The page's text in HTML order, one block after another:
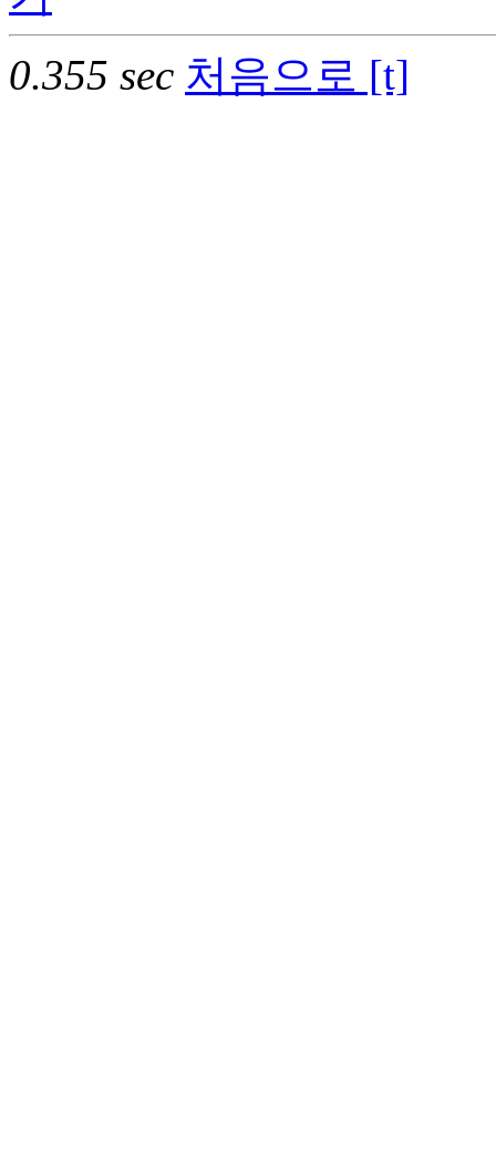
0.355 sec 처음으로 [t]